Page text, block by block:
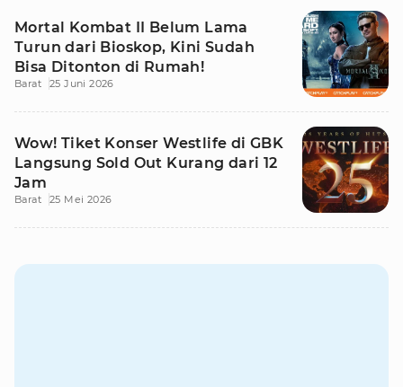
Mortal Kombat II Belum Lama
Turun dari Bioskop, Kini Sudah
Bisa Ditonton di Rumah!
Barat 25 Juni 2026
Wow! Tiket Konser Westlife di GBK
Langsung Sold Out Kurang dari 12
Jam
Barat 25 Mei 2026